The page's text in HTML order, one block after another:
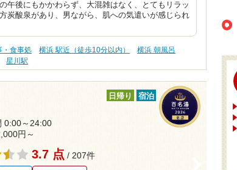
午後にもかかわらず、大混雑はなく、とてもリラッ
炭酸泉があり、男ながら、肌への気遣いが感じられ
・食事処 横浜 駅近（徒歩10分以内）
横浜 朝風呂
星川駅
日帰り 宿泊
0:00～24:00
円～
3.7 点 / 207件